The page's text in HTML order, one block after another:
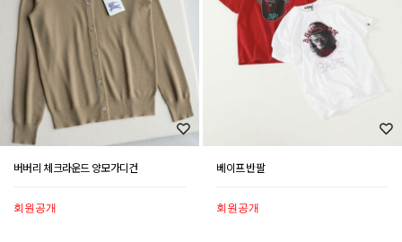
버버리 체크라운드 양모가디건
회원공개
베이프 반팔
회원공개